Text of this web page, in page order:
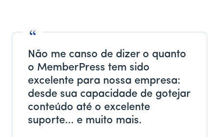
Não me canso de dizer o quanto
o MemberPress tem sido
excelente para nossa empresa:
desde sua capacidade de gotejar
conteúdo até o excelente
suporte... e muito mais.